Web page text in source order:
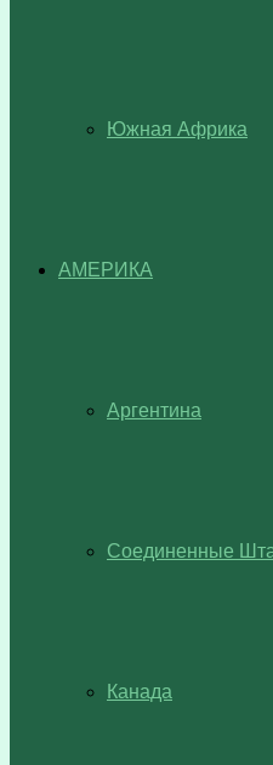
Южная Африка
АМЕРИКА
Аргентина
Соединенные
Канада